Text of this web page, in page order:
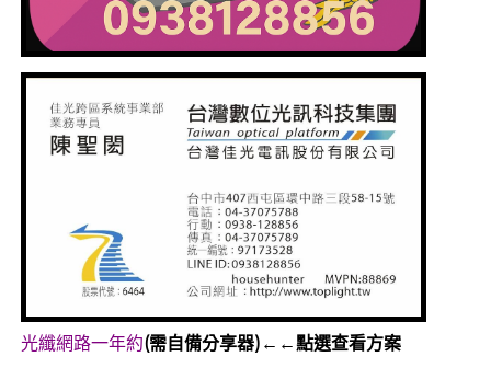
光纖網路一年約(需自備分享器)←←點選查看方案